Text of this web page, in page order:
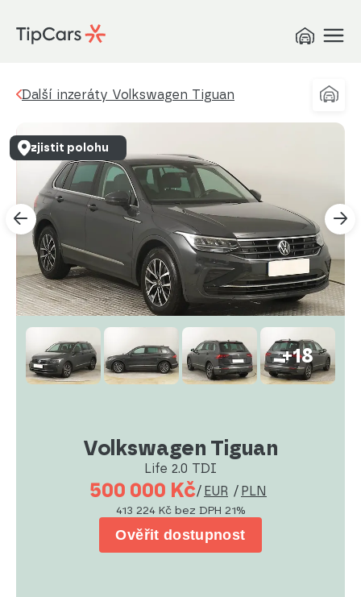
Další inzeráty Volkswagen Tiguan
+18
Volkswagen Tiguan
Life 2.0 TDI
500 000 Kč/ EUR / PLN
413 224 Kč bez DPH 21%
Ověřit dostupnost
zjistit polohu